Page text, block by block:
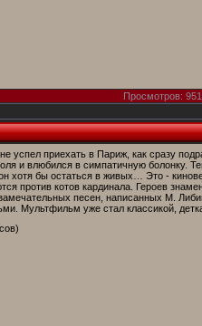
Просмотров:
успел приехать в Париж, как сразу
и влюбился в симпатичную болонку.
хотя бы остаться в живых… Это -
против котов кардинала. Героев
песен, написанных М.
Мультфильм уже стал классикой,